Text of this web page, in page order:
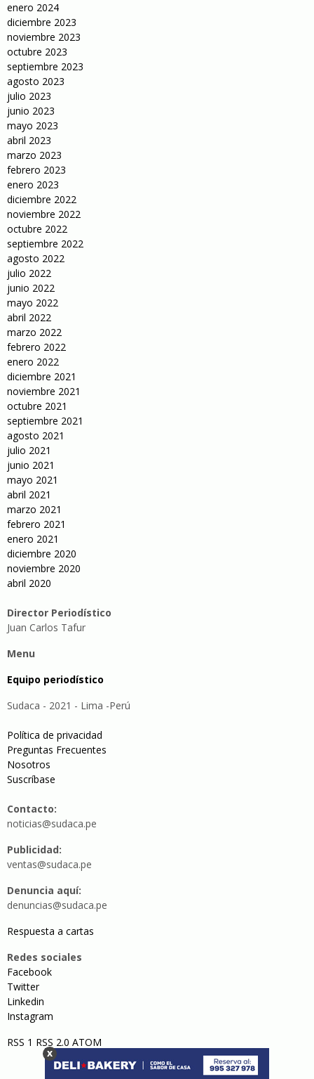
enero 2024
diciembre 2023
noviembre 2023
octubre 2023
septiembre 2023
agosto 2023
julio 2023
junio 2023
mayo 2023
abril 2023
marzo 2023
febrero 2023
enero 2023
diciembre 2022
noviembre 2022
octubre 2022
septiembre 2022
agosto 2022
julio 2022
junio 2022
mayo 2022
abril 2022
marzo 2022
febrero 2022
enero 2022
diciembre 2021
noviembre 2021
octubre 2021
septiembre 2021
agosto 2021
julio 2021
junio 2021
mayo 2021
abril 2021
marzo 2021
febrero 2021
enero 2021
diciembre 2020
noviembre 2020
abril 2020
Director Periodístico
Juan Carlos Tafur
Menu
Equipo periodístico
Sudaca - 2021 - Lima -Perú
Política de privacidad
Preguntas Frecuentes
Nosotros
Suscríbase
Contacto:
noticias@sudaca.pe
Publicidad:
ventas@sudaca.pe
Denuncia aquí:
denuncias@sudaca.pe
Respuesta a cartas
Redes sociales
Facebook
Twitter
Linkedin
Instagram
RSS 1 RSS 2.0 ATOM
x